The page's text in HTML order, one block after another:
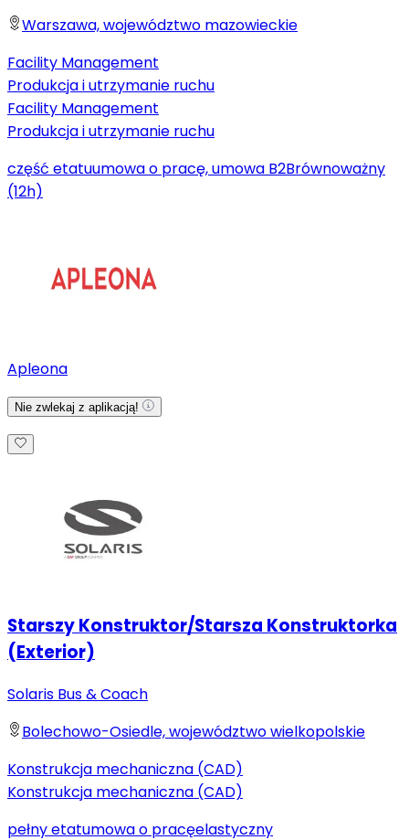
Warszawa, województwo mazowieckie
Facility Management
Produkcja i utrzymanie ruchu
Facility Management
Produkcja i utrzymanie ruchu
część etatuumowa o pracę, umowa B2Brównoważny
(12h)
Apleona
Nie zwlekaj z aplikacją!
Starszy Konstruktor/Starsza Konstruktorka
(Exterior)
Solaris Bus & Coach
Bolechowo-Osiedle, województwo wielkopolskie
Konstrukcja mechaniczna (CAD)
Konstrukcja mechaniczna (CAD)
pełny etatumowa o pracęelastyczny